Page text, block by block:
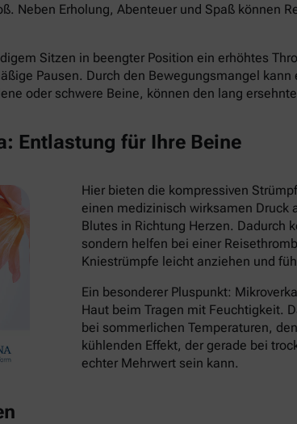
Neben Erholung, Abenteuer und Spaß können
Sitzen in beengter Position ein erhöhtes
Pausen. Durch den Bewegungsmangel
oder schwere Beine, können den lang
Entlastung für Ihre Beine
Hier bieten die kompressiven
einen medizinisch wirksamen Druck
Blutes in Richtung Herzen. Dadurch
sondern helfen bei einer
Kniestrümpfe leicht anziehen und
Ein besonderer Pluspunkt:
Haut beim Tragen mit Feuchtigkeit.
bei sommerlichen Temperaturen,
kühlenden Effekt, der gerade bei
echter Mehrwert sein kann.